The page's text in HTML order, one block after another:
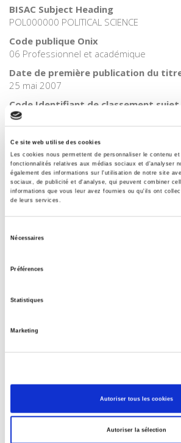
Ce site web utilise des cookies
Les cookies nous permettent de personnaliser le contenu
fonctionnalités relatives aux médias sociaux et d'analyser
également des informations sur l'utilisation de notre site
sociaux, de publicité et d'analyse, qui peuvent combiner
informations que vous leur avez fournies ou qu'ils ont
de leurs services.
Nécessaires
Préférences
Statistiques
Marketing
Autoriser tous les cookies
Autoriser la sélection
BISAC Subject Heading
POL000000 POLITICAL SCIENCE
Code publique Onix
06 Professionnel et académique
Date de première publication du
25 mai 2007
Code Identifiant de classement sujet
Classification thématique Thema:
Salariés en justice
Penser la condition animale